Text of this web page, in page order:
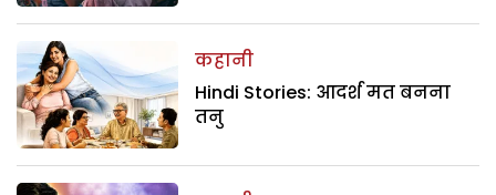
कहानी
Hindi Stories: आदर्श मत बनना
तनु